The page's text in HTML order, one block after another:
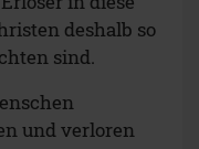
deshalb so
sind.
und verloren